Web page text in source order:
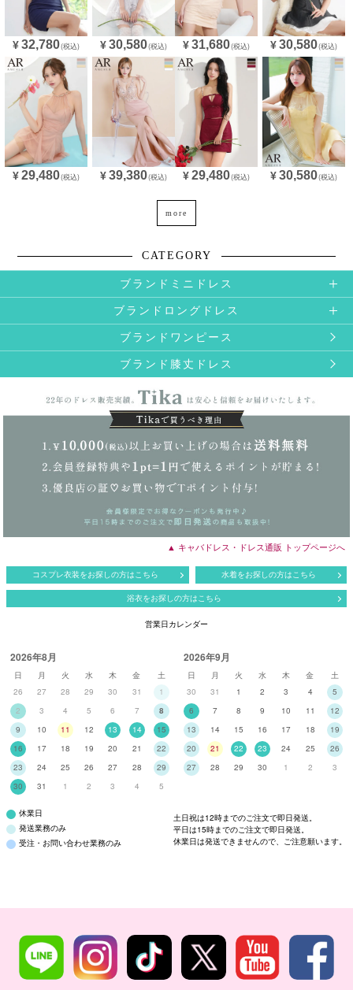
¥32,780(税込) ¥30,580(税込) ¥31,680(税込) ¥30,580(税込)
¥29,480(税込) ¥39,380(税込) ¥29,480(税込) ¥30,580(税込)
more
CATEGORY
ブランドミニドレス
ブランドロングドレス
ブランドワンピース
ブランド膝丈ドレス
▲ キャバドレス・ドレス通販 トップページへ
コスプレ衣装をお探しの方はこちら 水着をお探しの方はこちら
浴衣をお探しの方はこちら
営業日カレンダー
2026年8月
日 月 火 水 木 金
土
26
27 28 29 30 31
1
2
3 4 5 6 7
8
9
10 11 12 13 14
15
16
17 18 19 20 21
22
23
24 25 26 27 28
29
30
31 1 2 3 4 5
2026年9月
日 月 火 水 木 金
土
30
31 1 2 3 4
5
6
7 8 9 10 11
12
13
14 15 16 17 18
19
20
21 22 23 24 25
26
27
28 29 30 1 2 3
休業日
発送業務のみ
受注・お問い合わせ業務のみ
土日祝は12時までのご注文で即日発送。
平日は15時までのご注文で即日発送。
休業日は発送できませんので、ご注意願います。